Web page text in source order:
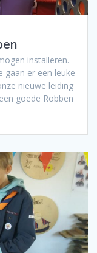
installeren.
gaan er een leuke
nieuwe leiding
goede Robben